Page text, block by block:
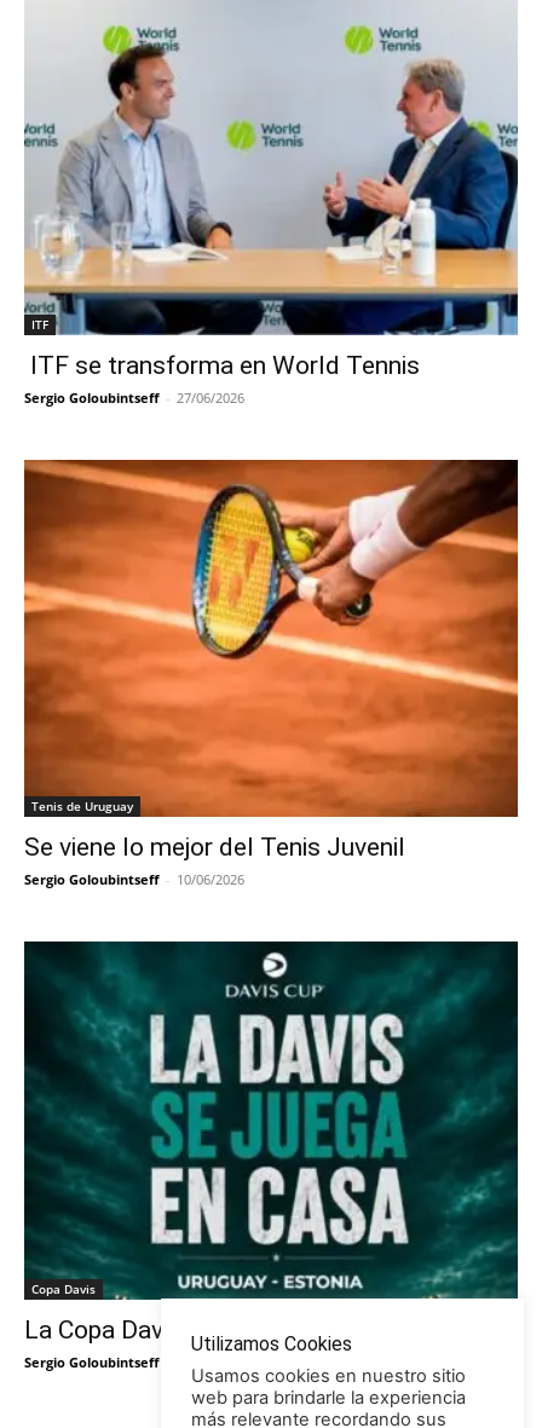
ITF
ITF se transforma en World Tennis
Sergio Goloubintseff - 27/06/2026
Tenis de Uruguay
Se viene lo mejor del Tenis Juvenil
Sergio Goloubintseff - 10/06/2026
Copa Davis
La Copa Davis vuelve al Círculo
Sergio Goloubintseff
Utilizamos Cookies
Usamos cookies en nuestro sitio
web para brindarle la experiencia
más relevante recordando sus